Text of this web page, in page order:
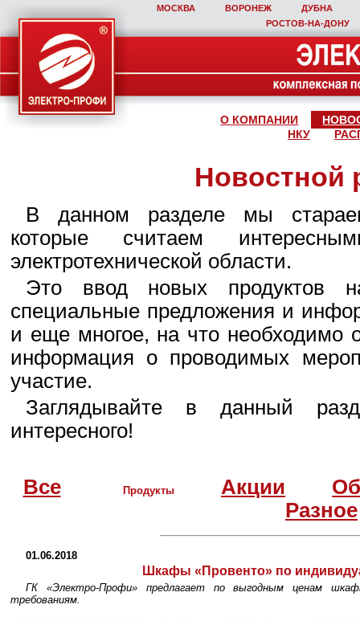
МОСКВА ВОРОНЕЖ
ДУБНА
РОСТОВ‑НА‑ДОНУ
О КОМПАНИИ
НКУ
Новостной
В данном разделе мы
которые считаем
электротехнической области.
Это ввод новых продуктов
специальные предложения и
и еще многое, на что необходимо
информация о проводимых
участие.
Заглядывайте в данный
интересного!
Все Продукты Акции
Разное
01.06.2018
Шкафы «Провенто» по
ГК «Электро-Профи» предлагает по выгодным ценам
требованиям.